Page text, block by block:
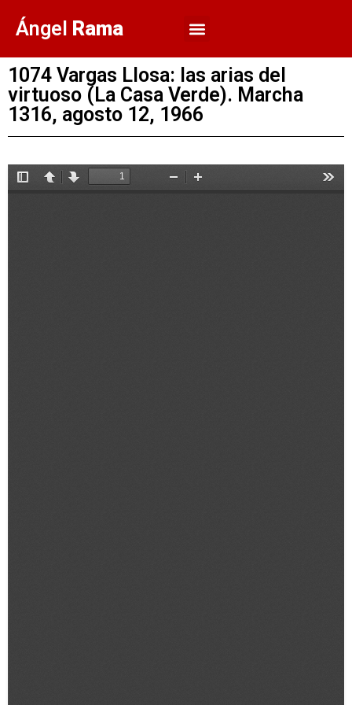
Ángel Rama
1074 Vargas Llosa: las arias del
virtuoso (La Casa Verde). Marcha
1316, agosto 12, 1966